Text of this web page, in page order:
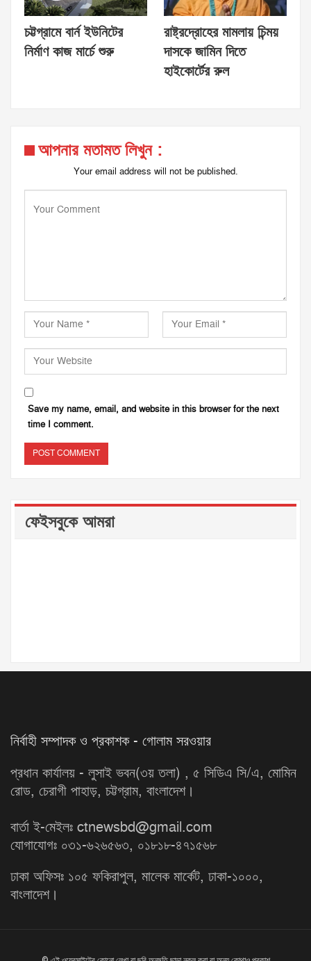
চট্টগ্রামে বার্ন ইউনিটের
নির্মাণ কাজ মার্চে শুরু
রাষ্ট্রদ্রোহের মামলায় চিন্ময়
দাসকে জামিন দিতে
হাইকোর্টের রুল
আপনার মতামত লিখুন :
Your email address will not be published.
Save my name, email, and website in this browser for the next
time I comment.
ফেইসবুকে আমরা
নির্বাহী সম্পাদক ও প্রকাশক - গোলাম সরওয়ার
প্রধান কার্যালয় - লুসাই ভবন(৩য় তলা) , ৫ সিডিএ সি/এ, মোমিন
রোড, চেরাগী পাহাড়, চট্টগ্রাম, বাংলাদেশ।
বার্তা ই-মেইলঃ ctnewsbd@gmail.com
যোগাযোগঃ ০৩১-৬২৬৫৬৩, ০১৮১৮-৪৭১৫৬৮
ঢাকা অফিসঃ ১০৫ ফকিরাপুল, মালেক মার্কেট, ঢাকা-১০০০,
বাংলাদেশ।